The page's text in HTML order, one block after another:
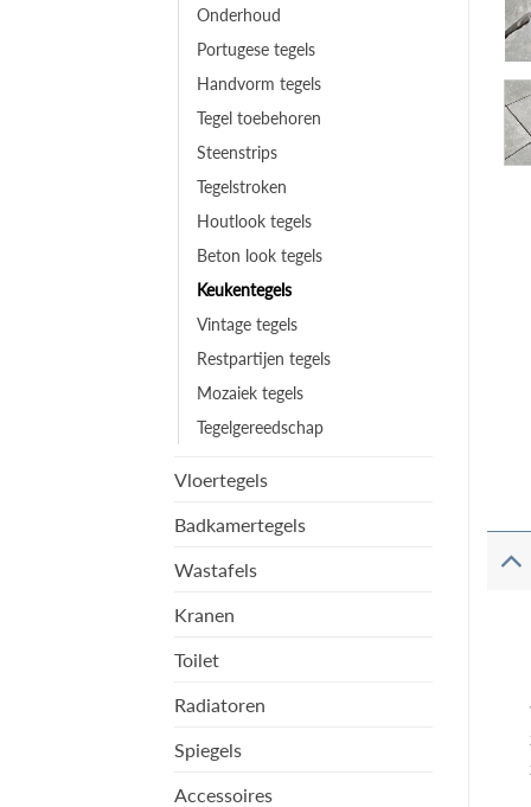
Onderhoud
Portugese tegels
Handvorm tegels
Tegel toebehoren
Steenstrips
Tegelstroken
Houtlook tegels
Beton look tegels
Keukentegels
Vintage tegels
Restpartijen tegels
Mozaiek tegels
Tegelgereedschap
Vloertegels
Badkamertegels
Wastafels
Kranen
Toilet
Radiatoren
Spiegels
Accessoires